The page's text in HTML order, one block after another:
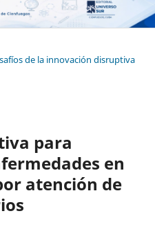
de la innovación disruptiva
para
en
atención de